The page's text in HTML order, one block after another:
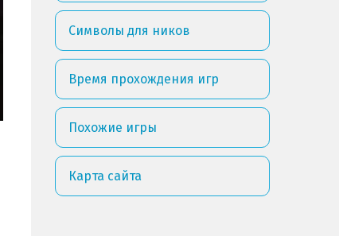
Символы для ников
Время прохождения игр
Похожие игры
Карта сайта